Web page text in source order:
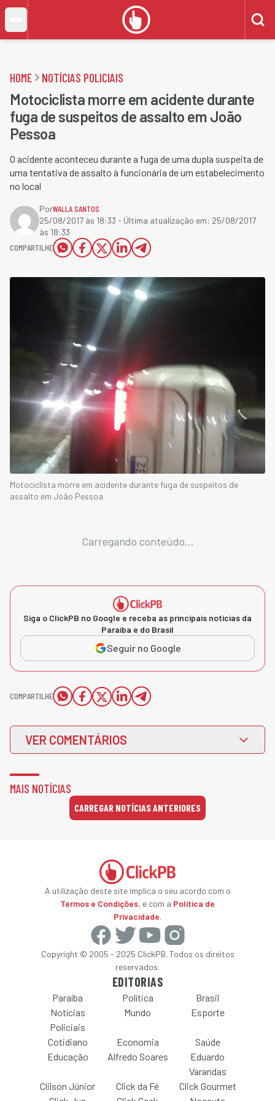
HOME NOTÍCIAS POLICIAIS
Motociclista morre em acidente durante
fuga de suspeitos de assalto em João
Pessoa
O acidente aconteceu durante a fuga de uma dupla suspeita de
uma tentativa de assalto à funcionária de um estabelecimento
no local
PorWALLA SANTOS
25/08/2017 às 18:33 - Última atualização em: 25/08/2017
às 18:33
COMPARTILHE
Motociclista morre em acidente durante fuga de suspeitos de
assalto em João Pessoa
Carregando conteúdo...
Siga o ClickPB no Google e receba as principais notícias da
Paraíba e do Brasil
Seguir no Google
COMPARTILHE
VER COMENTÁRIOS
MAIS NOTÍCIAS
CARREGAR NOTÍCIAS ANTERIORES
A utilização deste site implica o seu acordo com o
Termos e Condições, e com a Política de
Privacidade.
Copyright © 2005 - 2025 ClickPB. Todos os direitos
reservados.
EDITORIAS
Paraíba Política
Brasil
Notícias
Policiais
Mundo Esporte
Cotidiano Economia
Saúde
Educação
Alfredo Soares
Eduardo
Varandas
Clilson Júnior
Click da Fé
Click Gourmet